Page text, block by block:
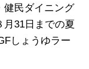
健民ダイニング
月31日までの夏
しょうゆラー